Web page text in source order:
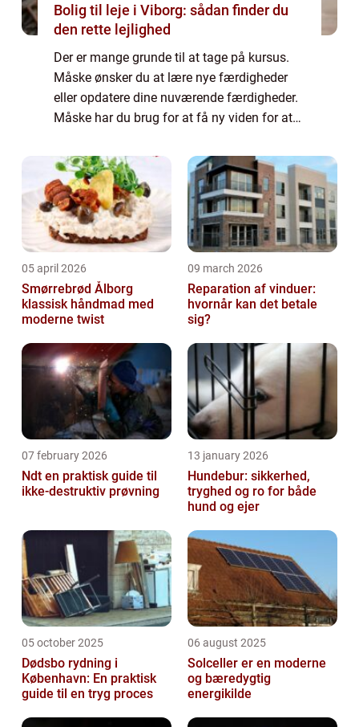
Bolig til leje i Viborg: sådan finder du
den rette lejlighed
Der er mange grunde til at tage på kursus.
Måske ønsker du at lære nye færdigheder
eller opdatere dine nuværende færdigheder.
Måske har du brug for at få ny viden for at
måske er du bare på udkig efter en ny u...
05 april 2026
Smørrebrød Ålborg
klassisk håndmad med
moderne twist
09 march 2026
Reparation af vinduer:
hvornår kan det betale
sig?
07 february 2026
Ndt en praktisk guide til
ikke-destruktiv prøvning
13 january 2026
Hundebur: sikkerhed,
tryghed og ro for både
hund og ejer
05 october 2025
Dødsbo rydning i
København: En praktisk
guide til en tryg proces
06 august 2025
Solceller er en moderne
og bæredygtig
energikilde